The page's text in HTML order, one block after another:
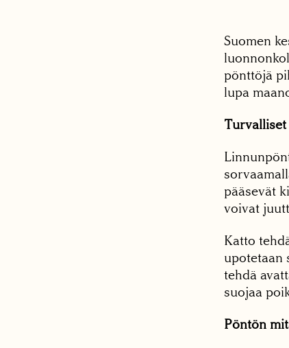
Suomen
pönttöjä
lupa
pääsevät
voivat
Katto
upotetaan
tehdä
suojaa
Pöntön